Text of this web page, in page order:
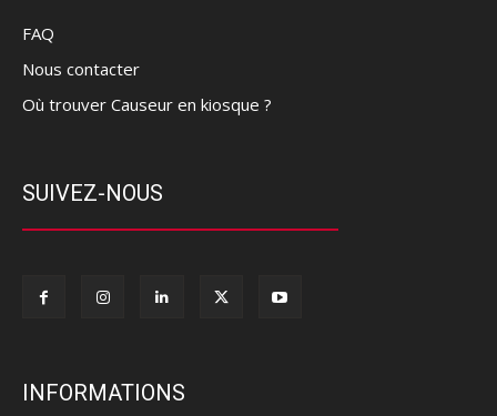
FAQ
Nous contacter
Où trouver Causeur en kiosque ?
SUIVEZ-NOUS
INFORMATIONS